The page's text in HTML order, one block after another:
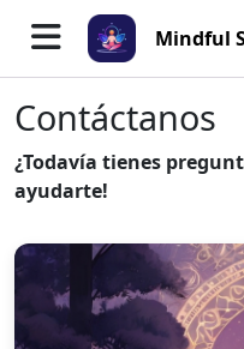
Mindful
Contáctanos
¿Todavía tienes
ayudarte!